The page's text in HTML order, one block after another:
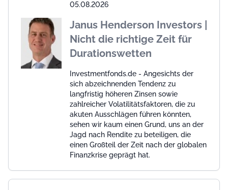
05.08.2026
Janus Henderson Investors |
Nicht die richtige Zeit für
Durationswetten
Investmentfonds.de - Angesichts der
sich abzeichnenden Tendenz zu
langfristig höheren Zinsen sowie
zahlreicher Volatilitätsfaktoren, die zu
akuten Ausschlägen führen könnten,
sehen wir kaum einen Grund, uns an der
Jagd nach Rendite zu beteiligen, die
einen Großteil der Zeit nach der globalen
Finanzkrise geprägt hat.